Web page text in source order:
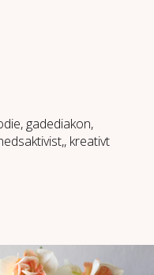
gadediakon,
kreativt